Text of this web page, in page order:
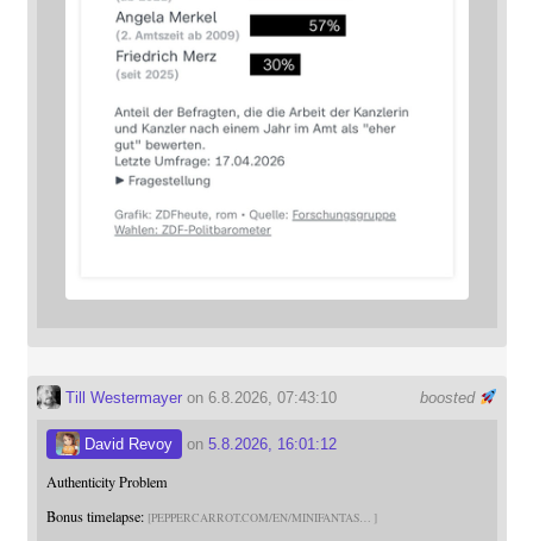
boosted
Till Westermayeron 6.8.2026, 07:43:10
David Revoy on 5.8.2026, 16:01:12
Authenticity Problem
Bonus timelapse: PEPPERCARROT.COM/EN/MINIFANTAS